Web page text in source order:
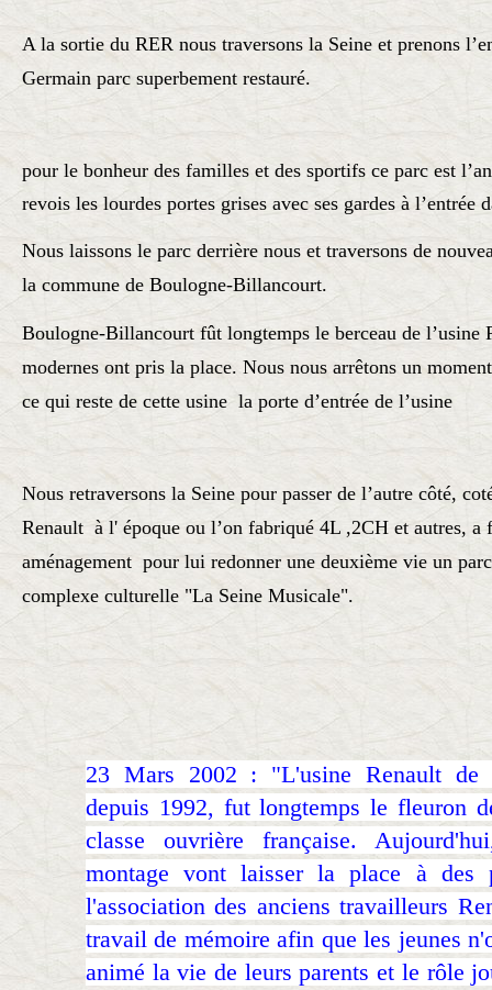
A la sortie du RER nous traversons la Seine et prenons
Germain parc superbement restauré.
pour le bonheur des familles et des sportifs ce parc est
revois les lourdes portes grises avec ses gardes à l’entrée
Nous laissons le parc derrière nous et traversons de
la commune de Boulogne-Billancourt.
Boulogne-Billancourt fût longtemps le berceau de l’usine
modernes ont pris la place. Nous nous arrêtons un
ce qui reste de cette usine la porte d’entrée de l’usine
Nous retraversons la Seine pour passer de l’autre côté,
Renault à l' époque ou l’on fabriqué 4L ,2CH et autres, a
aménagement pour lui redonner une deuxième vie un
complexe culturelle "La Seine Musicale".
23 Mars 2002 : "L'usine Renault de
depuis 1992, fut longtemps le fleuron
classe ouvrière française.
montage vont laisser la place à des
l'association des anciens travailleurs
travail de mémoire afin que les jeunes
animé la vie de leurs parents et le rôle